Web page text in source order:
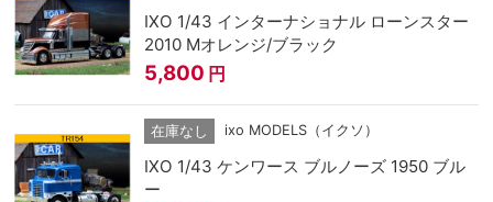
IXO 1/43 インターナショナル ローンスター
2010 Mオレンジ/ブラック
5,800 円
在庫なし ixo MODELS（イクソ）
IXO 1/43 ケンワース ブルノーズ 1950 ブル
ー